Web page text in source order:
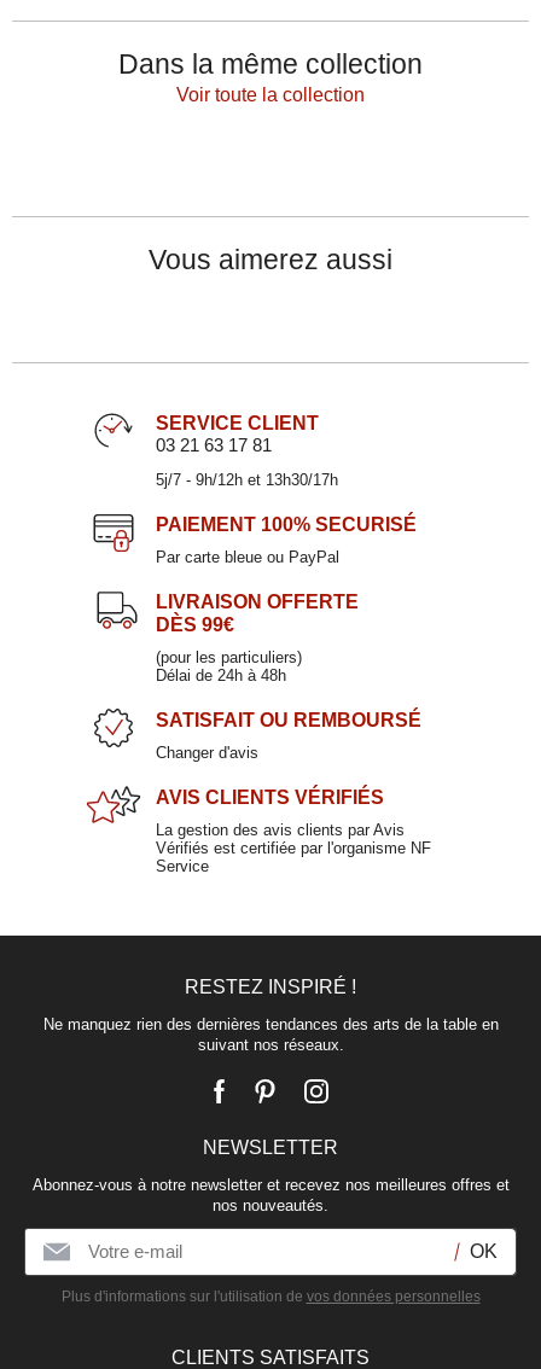
Dans la même collection
Voir toute la collection
Assiette creuse taupe en céramique 19x16cm
6,00 €
Assiette plate jaune en céramique 26x26cm
MATINE
Vous aimerez aussi
Assiette creuse en porcelaine 16cm
LOUISON
10,90 €
Assiette creuse blanche en grès 16cm
CYRNOS
12,50 €
SERVICE CLIENT
03 21 63 17 81
5j/7 - 9h/12h et 13h30/17h
PAIEMENT 100% SECURISÉ
Par carte bleue ou PayPal
LIVRAISON OFFERTE
DÈS 99€
(pour les particuliers)
Délai de 24h à 48h
SATISFAIT OU REMBOURSÉ
Changer d'avis
AVIS CLIENTS VÉRIFIÉS
La gestion des avis clients par Avis
Vérifiés est certifiée par l'organisme NF
Service
RESTEZ INSPIRÉ !
Ne manquez rien des dernières tendances des arts de la table en
suivant nos réseaux.
NEWSLETTER
Abonnez-vous à notre newsletter et recevez nos meilleures offres et
nos nouveautés.
Plus d'informations sur l'utilisation de vos données personnelles
CLIENTS SATISFAITS